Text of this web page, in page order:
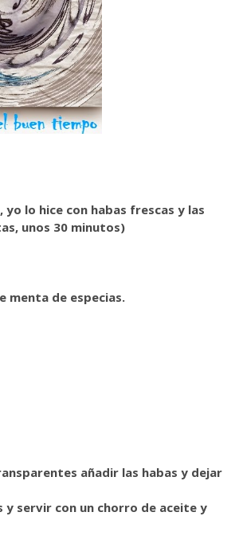
lo hice con habas frescas y las
unos 30 minutos)
menta de especias.
añadir las habas y dejar
servir con un chorro de aceite y